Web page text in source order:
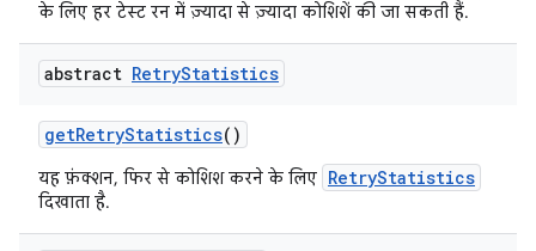
के लिए हर टेस्ट रन में ज़्यादा से ज़्यादा कोशिशें की जा सकती हैं.
abstract RetryStatistics
getRetryStatistics()
यह फ़ंक्शन, फिर से कोशिश करने के लिए RetryStatistics
दिखाता है.